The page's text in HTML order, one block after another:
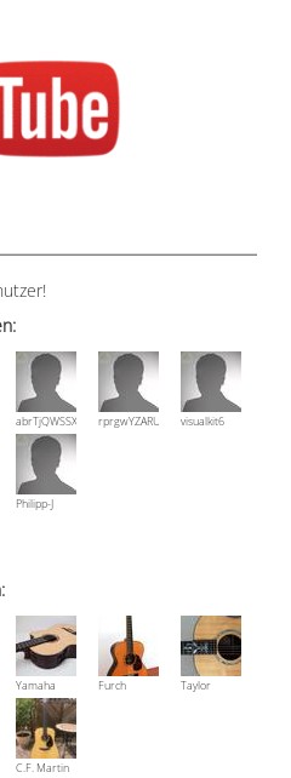
abrTjQWSSXuVznPolErprgwYZARUTZQyCWESpD
visualkit6
Philipp-J
Yamaha
NCX 900 R
Furch
Taylor
C.F. Martin